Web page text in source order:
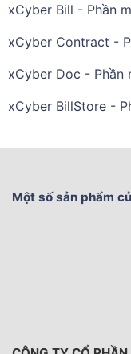
xCyber Bill - Phần
xCyber Contract -
xCyber Doc - Phần
xCyber BillStore -
Một số sản phẩm